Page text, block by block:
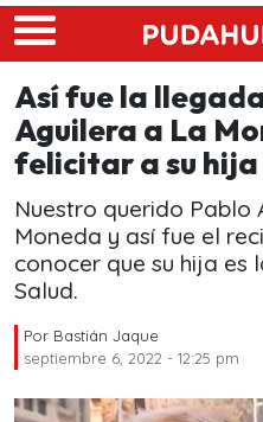
Skip to main content
Así fue la
Aguilera a La
felicitar a su hija
Nuestro querido Pablo
Moneda y así fue el
conocer que su hija es
Salud.
Por Bastián Jaque
septiembre 6, 2022 - 12:25 pm